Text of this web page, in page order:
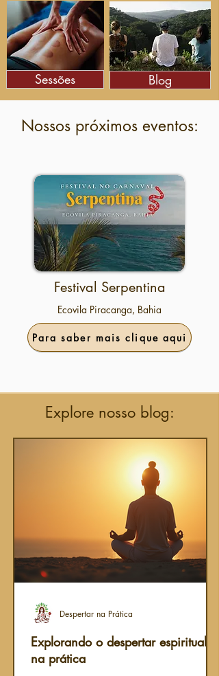
Sessões Blog
Nossos próximos eventos:
Festival Serpentina
Ecovila Piracanga, Bahia
Para saber mais clique aqui
Explore nosso blog:
Explorando o despertar espiritual
na prática
Despertar na Prática